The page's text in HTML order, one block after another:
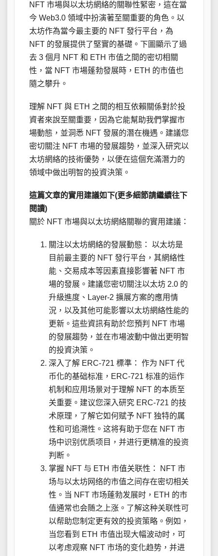
NFT 市場與以太坊網絡的關聯性緊密，這在當
今 Web3.0 領域中扮演著至關重要的角色。以
太坊作為當今最主要的 NFT 發行平台，為
NFT 的發展提供了堅實的基礎。下圖顯示了過
去 3 個月 NFT 和 ETH 市值之間的密切相關
性，當 NFT 市場蓬勃發展時，ETH 的市值也
隨之攀升。
理解 NFT 與 ETH 之間的相互依賴關係對於投
資者來說至關重要，因為它能幫助我們掌握市
場動態，並洞悉 NFT 發展的潛在機遇。建議您
密切關注 NFT 市場的發展趨勢，並深入研究以
太坊網絡的技術優勢，以便在這個充滿潛力的
領域中做出明智的投資決策。
這篇文章的實用建議如下(更多細節請繼續往下
閱讀)
關於 NFT 市場與以太坊網絡關聯的實用建議：
關注以太坊網絡的發展動態： 以太坊是
目前最主要的 NFT 發行平台，其網絡性
能、交易成本等因素直接影響著 NFT 市
場的發展。建議您密切關注以太坊 2.0 的
升級進度、Layer-2 擴展方案的應用情
況，以及其他可能影響以太坊網絡性能的
更新。這些資訊有助於您預判 NFT 市場
的發展趨勢，並在市場波動中做出更明智
的投資決策。
深入了解 ERC-721 標準： 作为 NFT 代
币化的基础标准，ERC-721 标准的运作
机制和应用场景对于理解 NFT 的本质至
关重要。建议您深入研究 ERC-721 的技
术原理，了解它如何赋予 NFT 独特的属
性和可追溯性。这将有助于您在 NFT 市
场中识别优质项目，并进行更精准的投资
判断。
掌握 NFT 与 ETH 市值关联性： NFT 市
场与以太坊网络的市值之间存在密切相关
性。当 NFT 市场蓬勃发展时，ETH 的市
值通常也会随之上涨。了解这种关联性可
以帮助您制定更有效的投资策略。例如，
当您看到 ETH 市值出现大幅波动时，可
以考虑观察 NFT 市场的变化趋势，并进